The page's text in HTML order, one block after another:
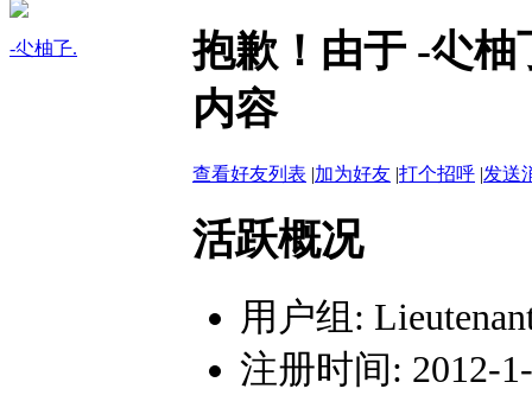
-尐柚孒.
抱歉！由于 -尐
内容
查看好友列表 |加为好友 |打个招呼 |发送
活跃概况
用户组:
注册时间: 2012-